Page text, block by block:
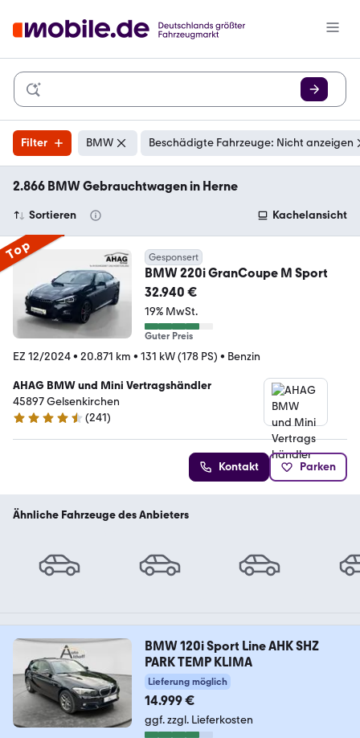
Filter BMW Beschädigte Fahrzeuge: Nicht anzeigen
2.866 BMW Gebrauchtwagen in Herne
Sortieren Kachelansicht
Top Gesponsert
BMW 220i GranCoupe M Sport
32.940 €
19% MwSt.
Guter Preis
EZ 12/2024• 20.871 km • 131 kW (178 PS) • Benzin
AHAG BMW und Mini Vertragshändler
45897 Gelsenkirchen
4.4 Sterne
(241)
Kontakt Parken
Ähnliche Fahrzeuge des Anbieters
BMW 120i Sport Line AHK SHZ
PARK TEMP KLIMA
Lieferung möglich
14.999 €
ggf. zzgl. Lieferkosten